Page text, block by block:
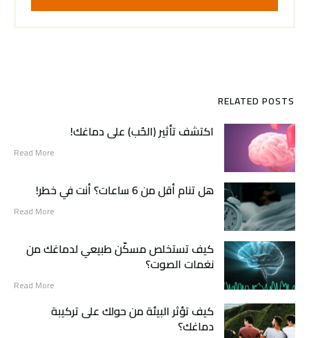
RELATED POSTS
اكتشف تأثير (الحُب) على دماغك!
Read More
هل تنام أقل من 6 ساعات؟ أنت في خطر!
Read More
كيف تستخلص مسكّن طبيعي لدماغك من
نغمات الصوت؟
Read More
كيف تؤثر البيئة من حولك على تركيبة
دماغك؟